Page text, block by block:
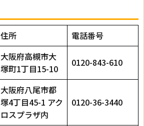
住所 電話番号
大阪府高槻市大
塚町1丁目15-10
0120-843-610
大阪府八尾市都
塚4丁目45-1 アク
ロスプラザ内
0120-36-3440